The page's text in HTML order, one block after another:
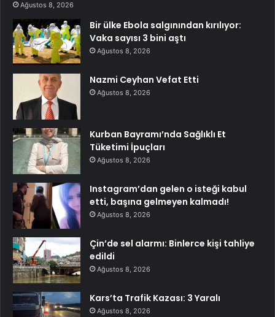
Ağustos 8, 2026
Bir ülke Ebola salgınından kırılıyor:
Vaka sayısı 3 bini aştı
Ağustos 8, 2026
Nazmi Ceyhan Vefat Etti
Ağustos 8, 2026
Kurban Bayramı’nda Sağlıklı Et
Tüketimi İpuçları
Ağustos 8, 2026
Instagram’dan gelen o isteği kabul
etti, başına gelmeyen kalmadı!
Ağustos 8, 2026
Çin’de sel alarmı: Binlerce kişi tahliye
edildi
Ağustos 8, 2026
Kars’ta Trafik Kazası: 3 Yaralı
Ağustos 8, 2026